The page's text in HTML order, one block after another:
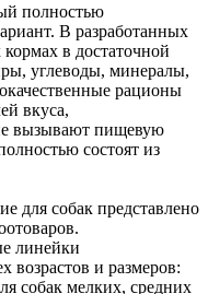
полностью
В разработанных
в достаточной
углеводы, минералы,
рационы
вкуса,
вызывают пищевую
состоят из
для собак представлено
линейки
возрастов и размеров:
собак мелких, средних